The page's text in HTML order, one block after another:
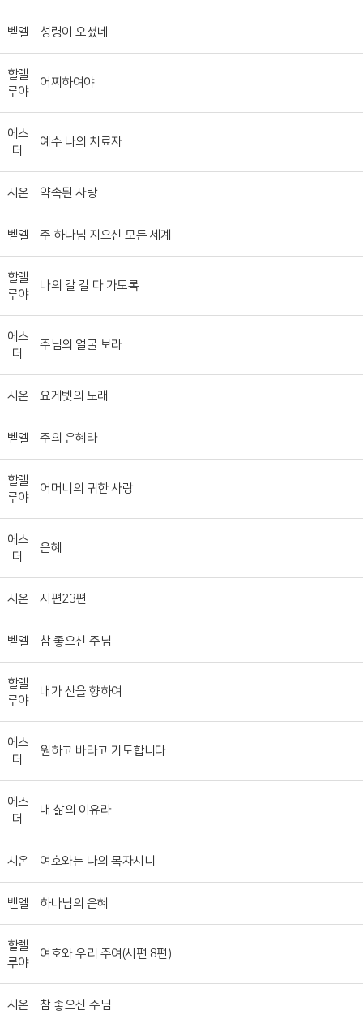
벧엘 성령이 오셨네
할렐
루야
어찌하여야
에스
더
예수 나의 치료자
시온 약속된 사랑
벧엘 주 하나님 지으신 모든 세계
할렐
루야
나의 갈 길 다 가도록
에스
더
주님의 얼굴 보라
시온 요게벳의 노래
벧엘 주의 은혜라
할렐
루야
어머니의 귀한 사랑
에스
더
은혜
시온 시편23편
벧엘 참 좋으신 주님
할렐
루야
내가 산을 향하여
에스
더
원하고 바라고 기도합니다
에스
더
내 삶의 이유라
시온 여호와는 나의 목자시니
벧엘 하나님의 은혜
할렐
루야
여호와 우리 주여(시편 8편)
시온 참 좋으신 주님